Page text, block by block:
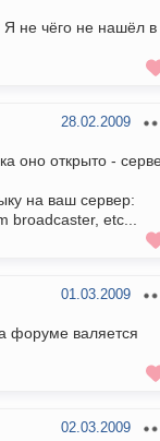
Я не чёго не нашёл в
28.02.2009
оно открыто -
на ваш сервер:
broadcaster, etc...
01.03.2009
форуме валяется
02.03.2009